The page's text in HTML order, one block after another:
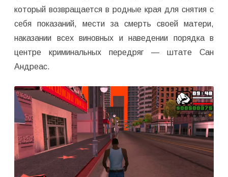
который возвращается в родные края для снятия с
себя показаний, мести за смерть своей матери,
наказании всех виновных и наведении порядка в
центре криминальных передряг — штате Сан
Андреас.